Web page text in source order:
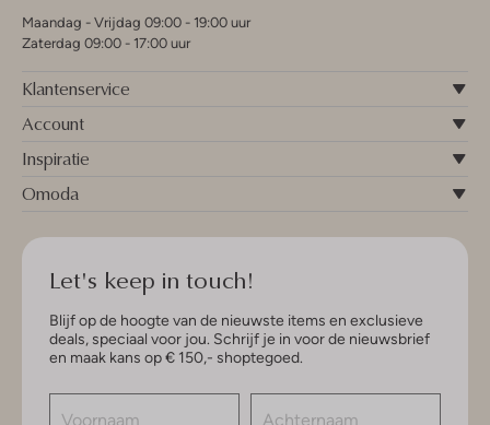
Maandag - Vrijdag 09:00 - 19:00 uur
Zaterdag 09:00 - 17:00 uur
Klantenservice
Account
Inspiratie
Omoda
Let's keep in touch!
Blijf op de hoogte van de nieuwste items en exclusieve
deals, speciaal voor jou. Schrijf je in voor de nieuwsbrief
en maak kans op € 150,- shoptegoed.